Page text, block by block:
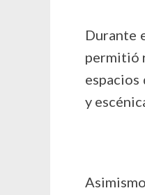
Durante
permitió
y